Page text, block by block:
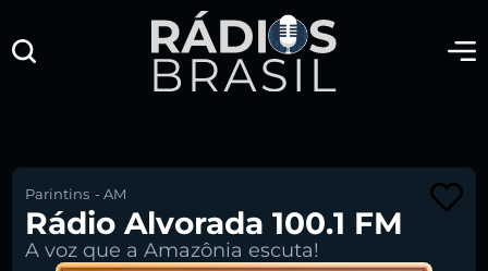
Parintins -AM
Rádio Alvorada 100.1 FM
A voz que a Amazônia escuta!